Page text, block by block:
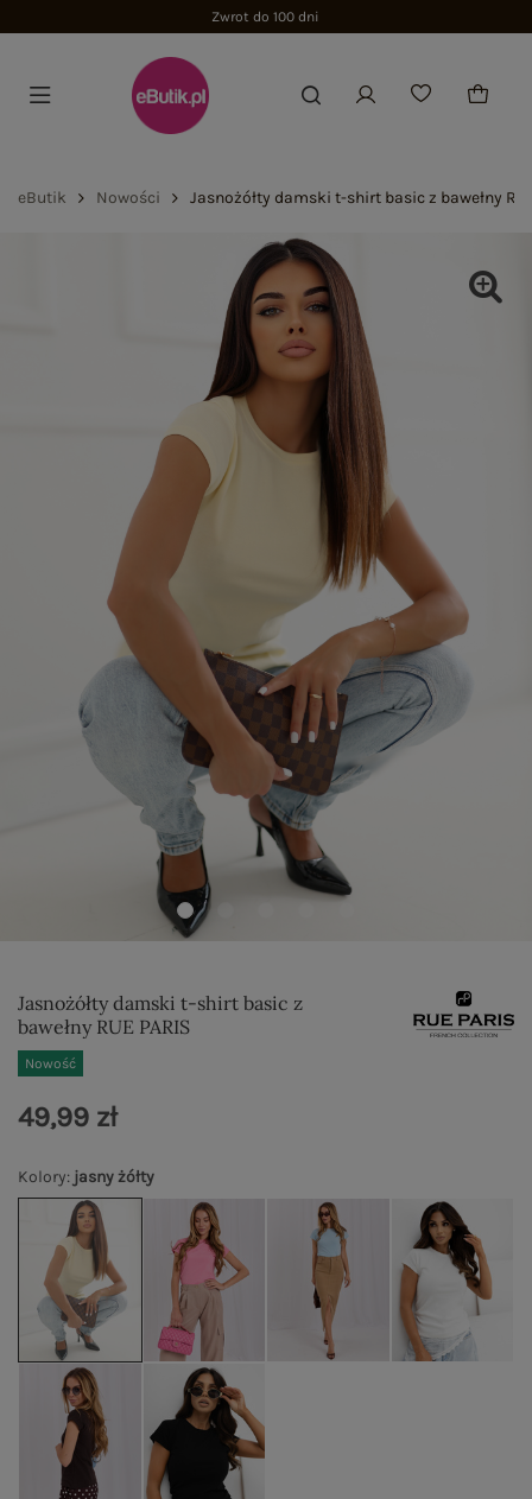
Zwrot do 100 dni
eButik Nowości Jasnożółty damski t-shirt basic z bawełny
Jasnożółty damski t-shirt basic z
bawełny RUE PARIS
Nowość
Kolory: jasny żółty
49,99 zł